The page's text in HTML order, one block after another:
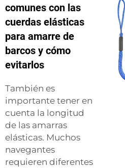
comunes con las
cuerdas elásticas
para amarre de
barcos y cómo
evitarlos
También es
importante tener en
cuenta la longitud
de las amarras
elásticas. Muchos
navegantes
requieren diferentes